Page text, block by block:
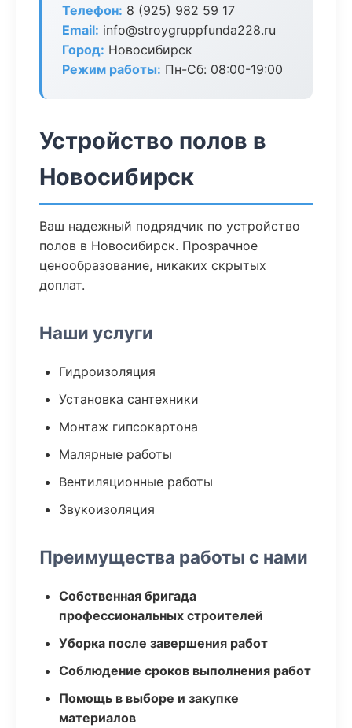
Телефон: 8 (925) 982 59 17
Email: info@stroygruppfunda228.ru
Город: Новосибирск
Режим работы: Пн-Сб: 08:00-19:00
Устройство полов в
Новосибирск
Ваш надежный подрядчик по устройство
полов в Новосибирск. Прозрачное
ценообразование, никаких скрытых
доплат.
Наши услуги
Гидроизоляция
Установка сантехники
Монтаж гипсокартона
Малярные работы
Вентиляционные работы
Звукоизоляция
Преимущества работы с нами
Собственная бригада
профессиональных строителей
Уборка после завершения работ
Соблюдение сроков выполнения работ
Помощь в выборе и закупке
материалов